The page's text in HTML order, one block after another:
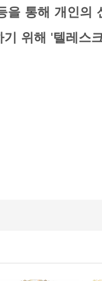
을 통해 개인의
위해 '텔레스